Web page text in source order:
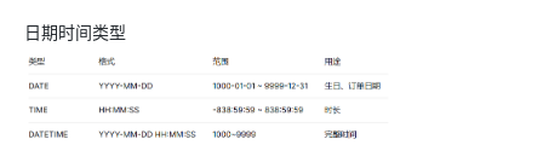
日期时间类型